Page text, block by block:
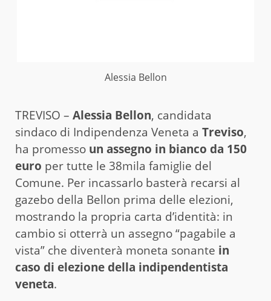
Alessia Bellon
TREVISO – Alessia Bellon, candidata
sindaco di Indipendenza Veneta a Treviso,
ha promesso un assegno in bianco da 150
euro per tutte le 38mila famiglie del
Comune. Per incassarlo basterà recarsi al
gazebo della Bellon prima delle elezioni,
mostrando la propria carta d’identità: in
cambio si otterrà un assegno “pagabile a
vista” che diventerà moneta sonante in
caso di elezione della indipendentista
veneta.